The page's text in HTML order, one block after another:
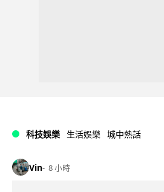
科技娛樂 生活娛樂 城中熱話
Vin 8 小時